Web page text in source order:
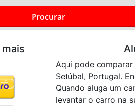
Procurar
Aqui pode
Setúbal, Portugal.
Quando aluga um
levantar o carro na